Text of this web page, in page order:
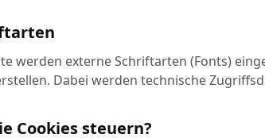
werden externe Schriftarten (Fonts)
Dabei werden technische
Cookies steuern?